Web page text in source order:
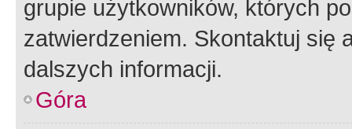
grupie użytkowników, których
zatwierdzeniem. Skontaktuj się
dalszych informacji.
Góra